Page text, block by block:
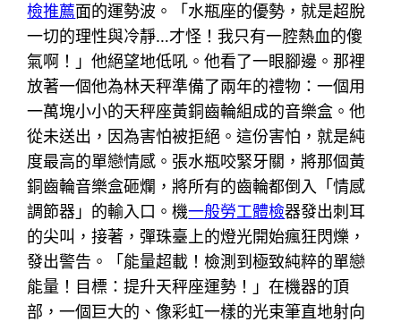
檢推薦面的運勢波。「水瓶座的優勢，就是超脫
一切的理性與冷靜…才怪！我只有一腔熱血的傻
氣啊！」他絕望地低吼。他看了一眼腳邊。那裡
放著一個他為林天秤準備了兩年的禮物：一個用
一萬塊小小的天秤座黃銅齒輪組成的音樂盒。他
從未送出，因為害怕被拒絕。這份害怕，就是純
度最高的單戀情感。張水瓶咬緊牙關，將那個黃
銅齒輪音樂盒砸爛，將所有的齒輪都倒入「情感
調節器」的輸入口。機一般勞工體檢器發出刺耳
的尖叫，接著，彈珠臺上的燈光開始瘋狂閃爍，
發出警告。「能量超載！檢測到極致純粹的單戀
能量！目標：提升天秤座運勢！」在機器的頂
部，一個巨大的、像彩虹一樣的光束筆直地射向